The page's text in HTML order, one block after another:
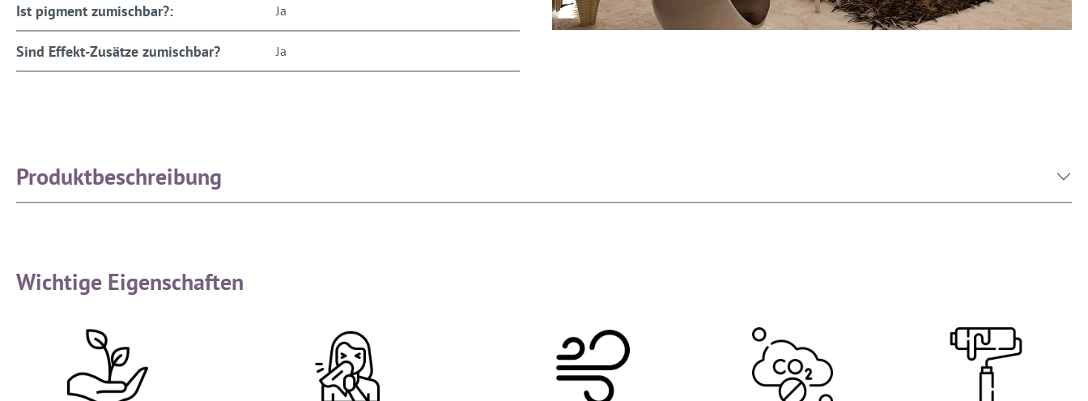
Ist pigment zumischbar?: Ja
Sind Effekt-Zusätze zumischbar? Ja
Produktbeschreibung
Wichtige Eigenschaften